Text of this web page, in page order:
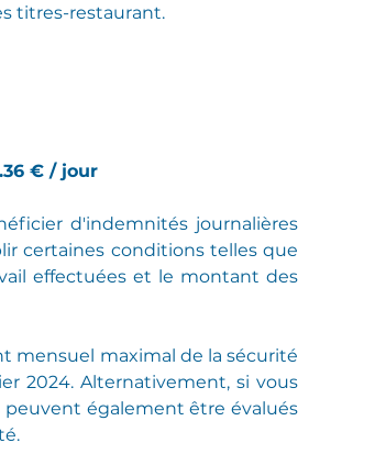
titres-restaurant.
€ / jour
d'indemnités journalières
certaines conditions telles que
effectuées et le montant des
mensuel maximal de la sécurité
2024. Alternativement, si vous
peuvent également être évalués